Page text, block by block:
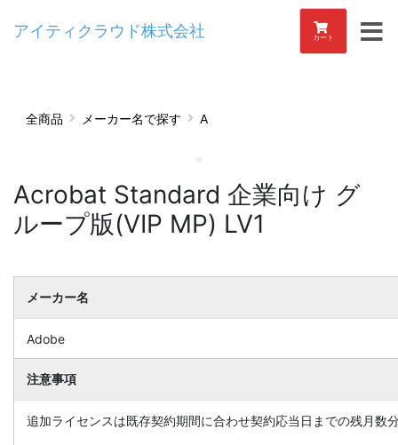
アイティクラウド株式会社 カート
全商品 メーカー名で探す A
Acrobat Standard 企業向け グ
ループ版(VIP MP) LV1
メーカー名
Adobe
注意事項
追加ライセンスは既存契約期間に合わせ契約応当日までの残月数